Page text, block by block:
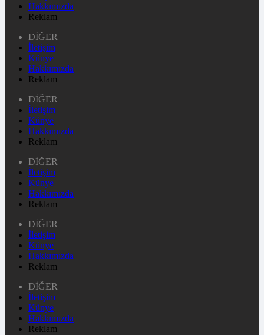
Hakkımızda
Reklam
DİĞER
İletişim
Künye
Hakkımızda
Reklam
DİĞER
İletişim
Künye
Hakkımızda
Reklam
DİĞER
İletişim
Künye
Hakkımızda
Reklam
DİĞER
İletişim
Künye
Hakkımızda
Reklam
DİĞER
İletişim
Künye
Hakkımızda
Reklam